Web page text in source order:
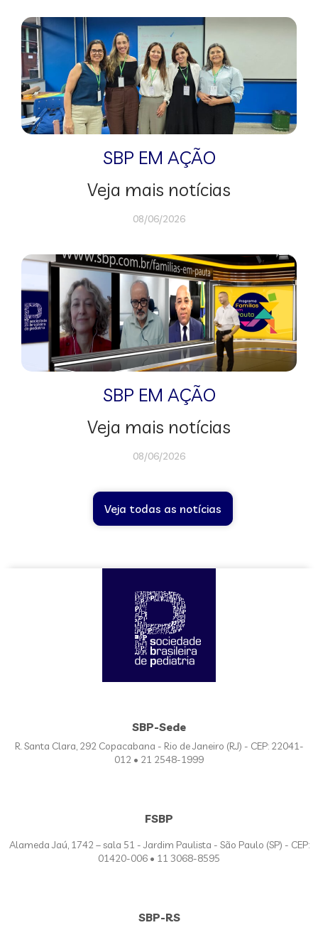
SBP EM AÇÃO
Veja mais notícias
08/06/2026
SBP EM AÇÃO
Veja mais notícias
08/06/2026
Veja todas as notícias
SBP-Sede
R. Santa Clara, 292 Copacabana - Rio de Janeiro (RJ) - CEP: 22041-
012 • 21 2548-1999
FSBP
Alameda Jaú, 1742 – sala 51 - Jardim Paulista - São Paulo (SP) - CEP:
01420-006 • 11 3068-8595
SBP-RS